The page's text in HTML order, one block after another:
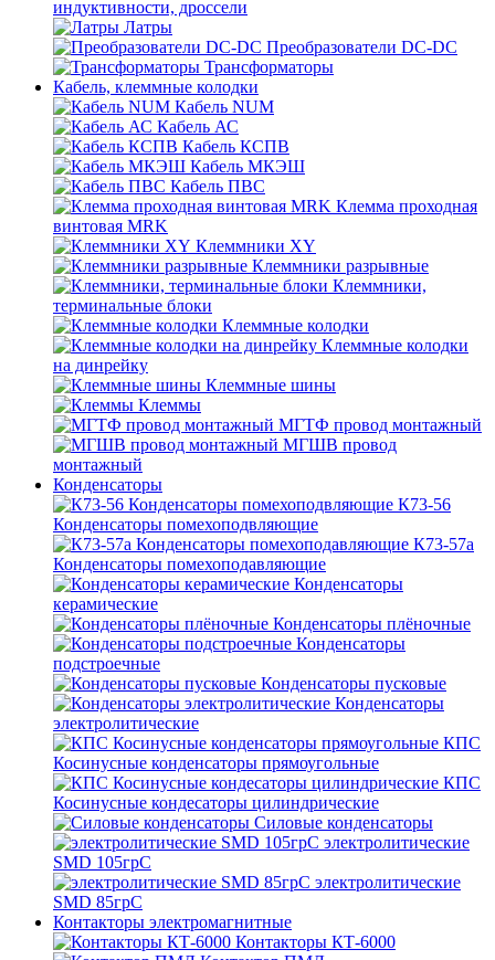
индуктивности, дроссели
Латры
Преобразователи DC-DC
Трансформаторы
Кабель, клеммные колодки
Кабель NUM
Кабель АС
Кабель КСПВ
Кабель МКЭШ
Кабель ПВС
Клемма проходная
винтовая MRK
Клеммники XY
Клеммники разрывные
Клеммники,
терминальные блоки
Клеммные колодки
Клеммные колодки
на динрейку
Клеммные шины
Клеммы
МГТФ провод монтажный
МГШВ провод
монтажный
Конденсаторы
К73-56
Конденсаторы помехоподвляющие
К73-57а
Конденсаторы помехоподавляющие
Конденсаторы
керамические
Конденсаторы плёночные
Конденсаторы
подстроечные
Конденсаторы пусковые
Конденсаторы
электролитические
КПС
Косинусные конденсаторы прямоугольные
КПС
Косинусные кондесаторы цилиндрические
Силовые конденсаторы
электролитические
SMD 105грС
электролитические
SMD 85грС
Контакторы электромагнитные
Контакторы КТ-6000